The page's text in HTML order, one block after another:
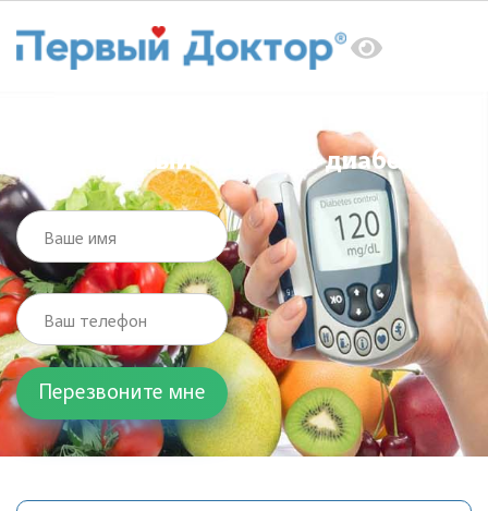
Гестационный сахарный диабет
Ваше имя
Ваш телефон